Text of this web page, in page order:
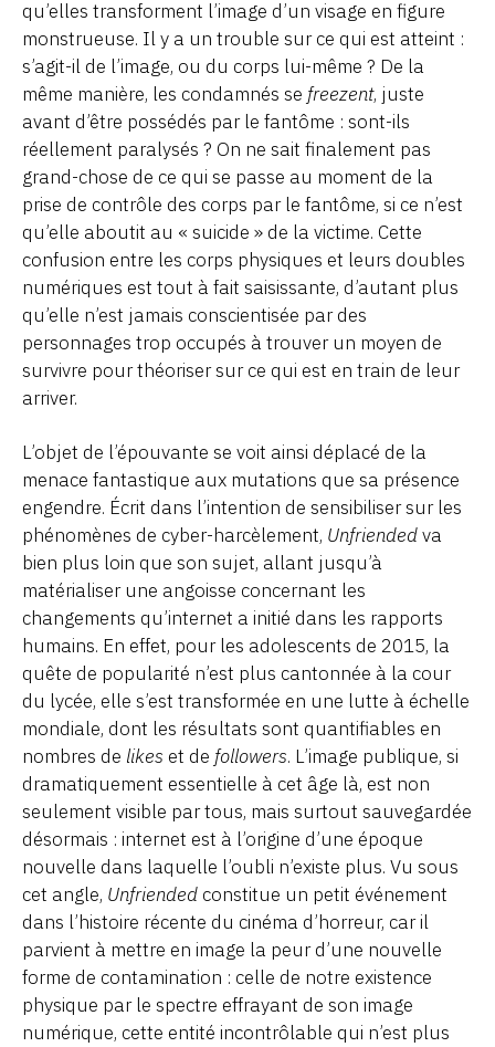
qu’elles transforment l’image d’un visage en figure
monstrueuse. Il y a un trouble sur ce qui est atteint :
s’agit-il de l’image, ou du corps lui-même ? De la
même manière, les condamnés se freezent, juste
avant d’être possédés par le fantôme : sont-ils
réellement paralysés ? On ne sait finalement pas
grand-chose de ce qui se passe au moment de la
prise de contrôle des corps par le fantôme, si ce n’est
qu’elle aboutit au « suicide » de la victime. Cette
confusion entre les corps physiques et leurs doubles
numériques est tout à fait saisissante, d’autant plus
qu’elle n’est jamais conscientisée par des
personnages trop occupés à trouver un moyen de
survivre pour théoriser sur ce qui est en train de leur
arriver.
L’objet de l’épouvante se voit ainsi déplacé de la
menace fantastique aux mutations que sa présence
engendre. Écrit dans l’intention de sensibiliser sur les
phénomènes de cyber-harcèlement, Unfriendedva
bien plus loin que son sujet, allant jusqu’à
matérialiser une angoisse concernant les
changements qu’internet a initié dans les rapports
humains. En effet, pour les adolescents de 2015, la
quête de popularité n’est plus cantonnée à la cour
du lycée, elle s’est transformée en une lutte à échelle
mondiale, dont les résultats sont quantifiables en
nombres de likes et de followers. L’image publique, si
dramatiquement essentielle à cet âge là, est non
seulement visible par tous, mais surtout sauvegardée
désormais : internet est à l’origine d’une époque
nouvelle dans laquelle l’oubli n’existe plus. Vu sous
cet angle, Unfriended constitue un petit événement
dans l’histoire récente du cinéma d’horreur, car il
parvient à mettre en image la peur d’une nouvelle
forme de contamination : celle de notre existence
physique par le spectre effrayant de son image
numérique, cette entité incontrôlable qui n’est plus